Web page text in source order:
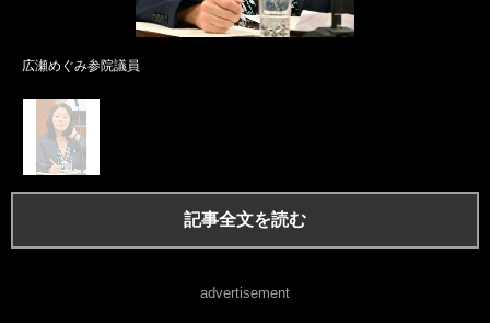
広瀬めぐみ参院議員
記事全文を読む
advertisement